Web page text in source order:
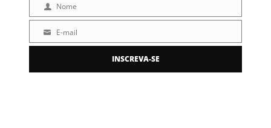
Nome Nome
mail
E-mail
INSCREVA-SE